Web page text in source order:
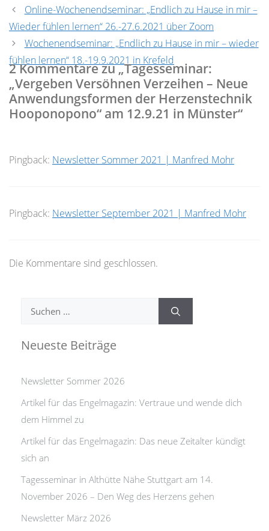
Online-Wochenendseminar: „Endlich zu Hause in mir –
Wieder fühlen lernen“ 26.-27.6.2021 über Zoom
Wochenendseminar: „Endlich zu Hause in mir – wieder
fühlen lernen“ 18.-19.9.2021 in Krefeld
2 Kommentare zu „Tagesseminar:
„Vergeben Versöhnen Verzeihen – Neue
Anwendungsformen der Herzenstechnik
Hooponopono“ am 12.9.21 in Münster“
Pingback: Newsletter Sommer 2021 | Manfred Mohr
Pingback: Newsletter September 2021 | Manfred Mohr
Die Kommentare sind geschlossen.
Suchen
Neueste Beiträge
Newsletter Sommer 2026
Artikel für das Engelmagazin: Vertraue und wende dich
dem Himmel zu
Artikel für das Engelmagazin: Das neue Zeitalter kündigt
sich an
Tagesseminar in Althütte Nähe Stuttgart am 14.
November 2026 – Den Weg des Herzens gehen
Newsletter März 2026